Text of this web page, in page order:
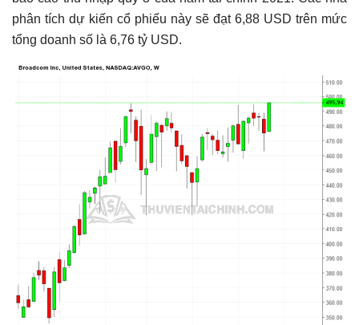
phân tích dự kiến ​​cổ phiếu này sẽ đạt 6,88 USD trên mức
tổng doanh số là 6,76 tỷ USD.